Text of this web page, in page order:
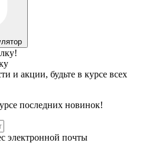
и акции, будьте в курсе всех
последних новинок!
электронной почты